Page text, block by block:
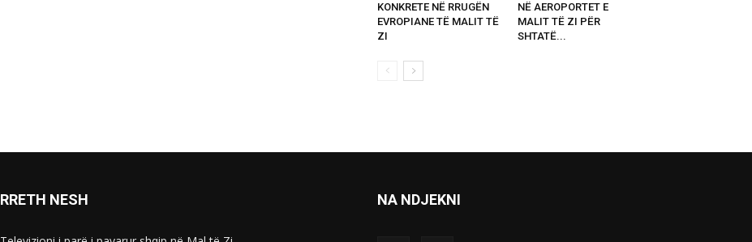
KONKRETE NË RRUGËN
EVROPIANE TË MALIT TË
ZI
NË AEROPORTET E
MALIT TË ZI PËR
SHTATË...
RRETH NESH NA NDJEKNI